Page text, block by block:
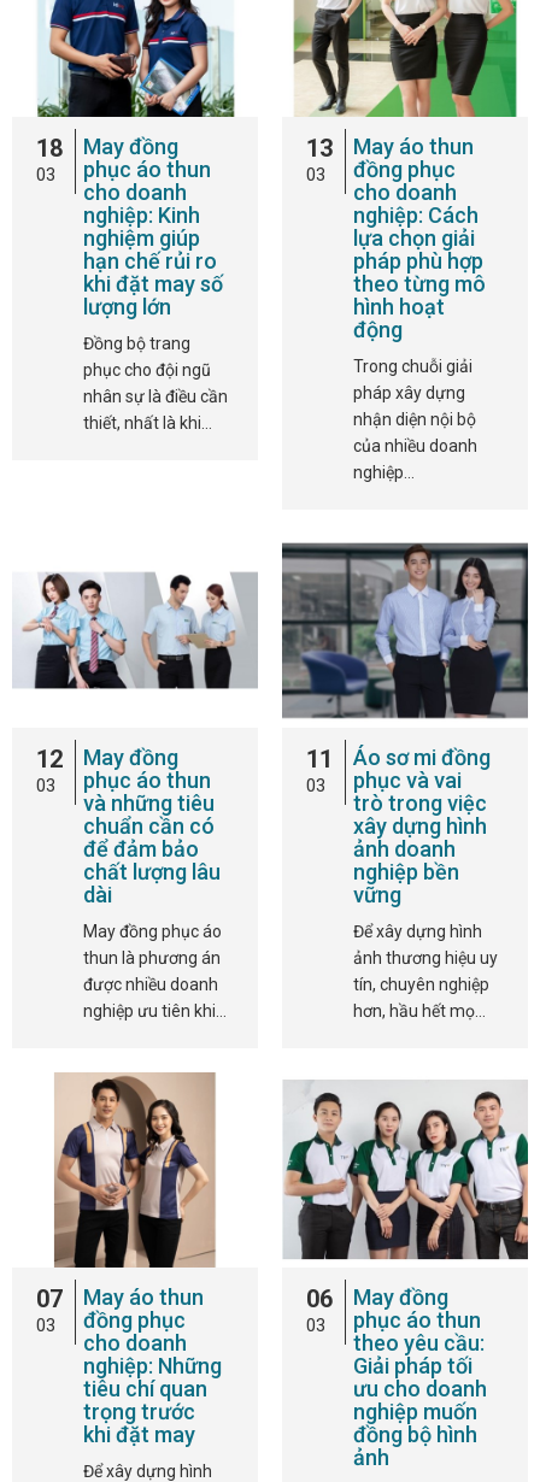
18
03
May đồng
phục áo thun
cho doanh
nghiệp: Kinh
nghiệm giúp
hạn chế rủi ro
khi đặt may số
lượng lớn
Đồng bộ trang
phục cho đội ngũ
nhân sự là điều cần
thiết, nhất là khi…
13
03
May áo thun
đồng phục
cho doanh
nghiệp: Cách
lựa chọn giải
pháp phù hợp
theo từng mô
hình hoạt
động
Trong chuỗi giải
pháp xây dựng
nhận diện nội bộ
của nhiều doanh
nghiệp…
12
03
May đồng
phục áo thun
và những tiêu
chuẩn cần có
để đảm bảo
chất lượng lâu
dài
May đồng phục áo
thun là phương án
được nhiều doanh
nghiệp ưu tiên khi…
11
03
Áo sơ mi đồng
phục và vai
trò trong việc
xây dựng hình
ảnh doanh
nghiệp bền
vững
Để xây dựng hình
ảnh thương hiệu uy
tín, chuyên nghiệp
hơn, hầu hết mọ…
07
03
May áo thun
đồng phục
cho doanh
nghiệp: Những
tiêu chí quan
trọng trước
khi đặt may
Để xây dựng hình
06
03
May đồng
phục áo thun
theo yêu cầu:
Giải pháp tối
ưu cho doanh
nghiệp muốn
đồng bộ hình
ảnh